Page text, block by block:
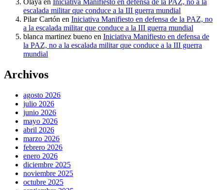
Olaya en Iniciativa Manifiesto en defensa de la PAZ, no a la
escalada militar que conduce a la III guerra mundial
Pilar Cartón en Iniciativa Manifiesto en defensa de la PAZ, no
a la escalada militar que conduce a la III guerra mundial
blanca martinez bueno en Iniciativa Manifiesto en defensa de
la PAZ, no a la escalada militar que conduce a la III guerra
mundial
Archivos
agosto 2026
julio 2026
junio 2026
mayo 2026
abril 2026
marzo 2026
febrero 2026
enero 2026
diciembre 2025
noviembre 2025
octubre 2025